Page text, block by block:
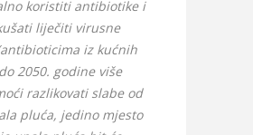
koristiti antibiotike i
liječiti virusne
iz kućnih
2050. godine više
razlikovati slabe od
pluća, jedino mjesto